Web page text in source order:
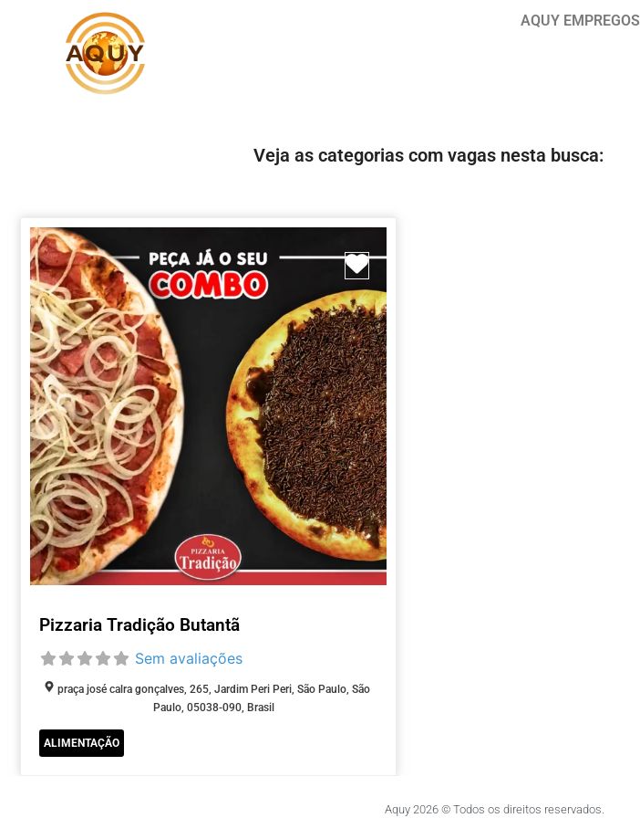
AQUY EMPREGOS
Veja as categorias com vagas nesta busca:
Marcar como Favorito
Pizzaria Tradição Butantã
Sem avaliações
praça josé calra gonçalves, 265, Jardim Peri Peri, São Paulo, São
Paulo, 05038-090, Brasil
ALIMENTAÇÃO
Aquy 2026 © Todos os direitos reservados.